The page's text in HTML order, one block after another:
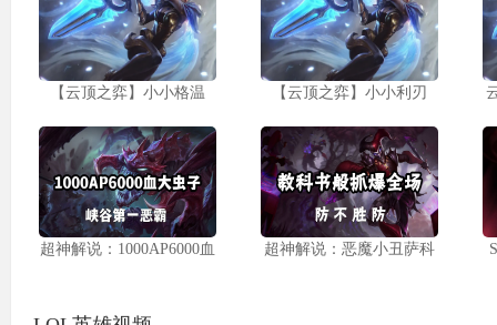
【云顶之弈】小小格温 【云顶之弈】小小利刃
超神解说：1000AP6000血 超神解说：恶魔小丑萨科